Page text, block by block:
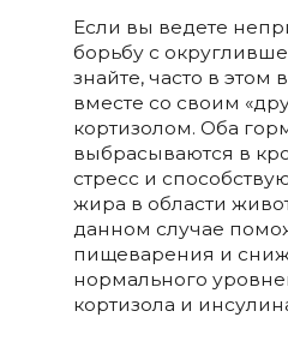
Если вы ведете
борьбу с
знайте, часто в этом
вместе со своим
кортизолом. Оба
выбрасываются в
стресс и
жира в области
данном случае
пищеварения и
нормального
кортизола и